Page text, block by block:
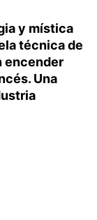
y mística
técnica de
encender
Una